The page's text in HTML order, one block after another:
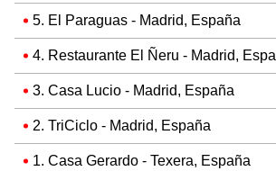
5. El Paraguas - Madrid, España
4. Restaurante El Ñeru - Madrid,
3. Casa Lucio - Madrid, España
2. TriCiclo - Madrid, España
1. Casa Gerardo - Texera, España